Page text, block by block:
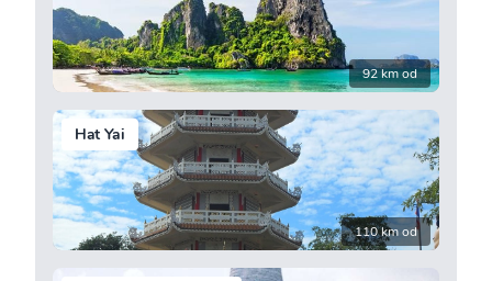
92 km od
Hat Yai
110 km od